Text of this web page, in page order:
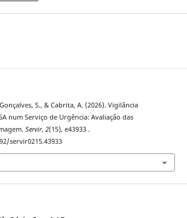
S., & Cabrita, A. (2026). Vigilância
num Serviço de Urgência: Avaliação das
Servir, 2(15), e43933 .
servir0215.43933